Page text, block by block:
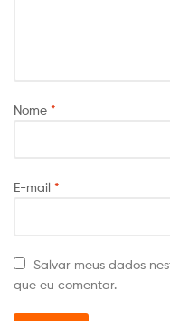
Nome *
E-mail *
Salvar meus dados
que eu comentar.